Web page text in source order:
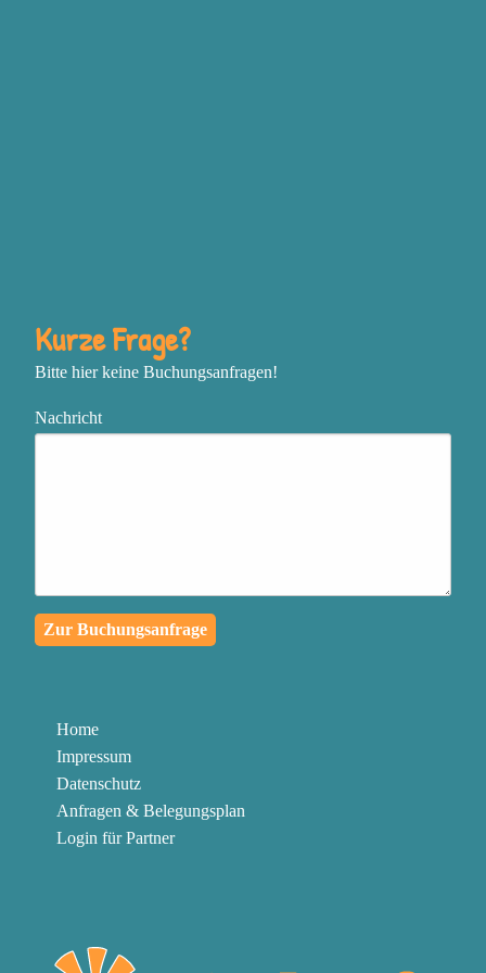
chaotischen Umfeld
Menschen in deinem
Umfeld zu verwandeln
zu kommunizieren
Kurze Frage?
Bitte hier keine Buchungsanfragen!
Nachricht
Zur Buchungsanfrage
Home
Impressum
Datenschutz
Anfragen & Belegungsplan
Login für Partner